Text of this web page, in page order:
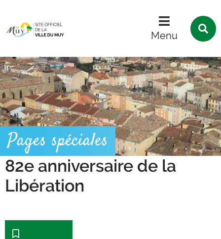
Menu
Pages spéciales
82e anniversaire de la
Libération